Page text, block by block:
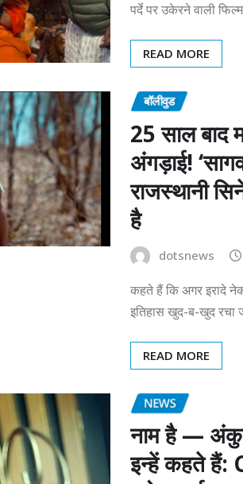
पर्दे पर उकेरने वाली फिल्म
READ MORE
बॉलीवुड
25 साल बाद
अंगड़ाई!
राजस्थानी
है
dotsnews
कहते हैं कि अगर इरादे
इतिहास खुद-ब-खुद रचा
READ MORE
NEWS
नाम है —
इन्हें कहते हैं: